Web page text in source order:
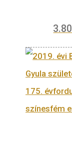
Content
Kapcsolódó